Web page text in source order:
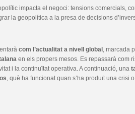
impacta el negoci: tensions comercials,
la geopolítica a la presa de decisions
com l’actualitat a nivell global , marcada
en els propers mesos. Es repassarà com
i la continuïtat operativa. A continuació, una
, què ha funcionat quan s’ha produït una crisi